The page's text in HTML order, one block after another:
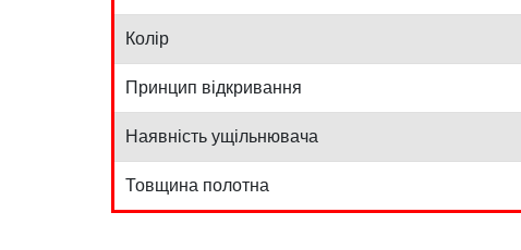
Колір
Принцип відкривання
Наявність ущільнювача
Товщина полотна